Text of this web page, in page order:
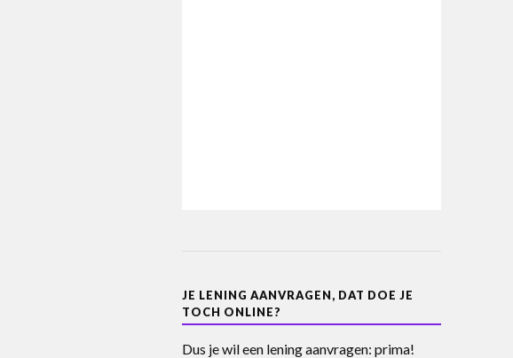
JE LENING AANVRAGEN, DAT DOE JE
TOCH ONLINE?
Dus je wil een lening aanvragen: prima!